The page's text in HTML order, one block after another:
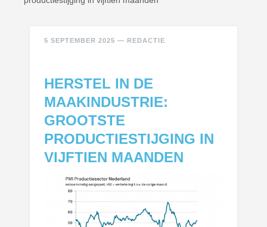
5 SEPTEMBER 2025 — REDACTIE
HERSTEL IN DE
MAAKINDUSTRIE:
GROOTSTE
PRODUCTIESTIJGING IN
VIJFTIEN MAANDEN